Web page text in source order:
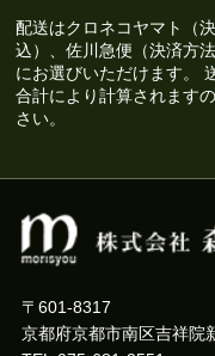
配送はクロネコヤマト（
込）、佐川急便（決済方
にお選びいただけます。
合計により計算されます
さい。
〒601-8317
京都府京都市南区吉祥院